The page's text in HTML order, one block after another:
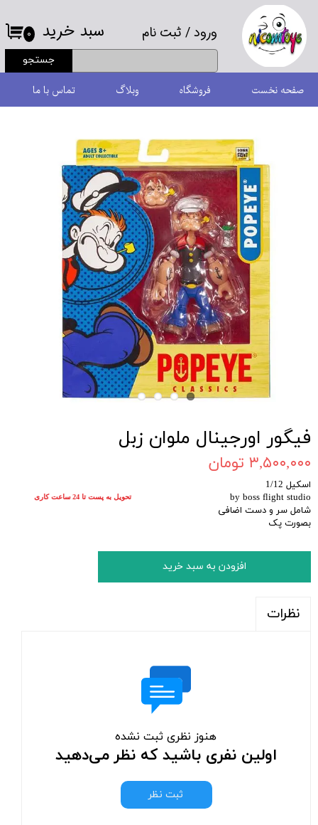
ورود/ ثبت نام
حساب کاربری من
تغییر گذر واژه
سفارشات
خروج از حساب کاربری
جستجو
۰ سبد خرید
صفحه نخست فروشگاه وبلاگ تماس با ما
فیگور اورجینال ملوان زبل
۳,۵۰۰,۰۰۰ تومان
اسکیل 1/12
by boss flight studio
شامل سر و دست اضافی
بصورت پک
افزودن به سبد خرید
نظرات
هنوز نظری ثبت نشده
اولین نفری باشید که نظر می‌دهید
ثبت نظر
تحویل به پست تا 24 ساعت کاری